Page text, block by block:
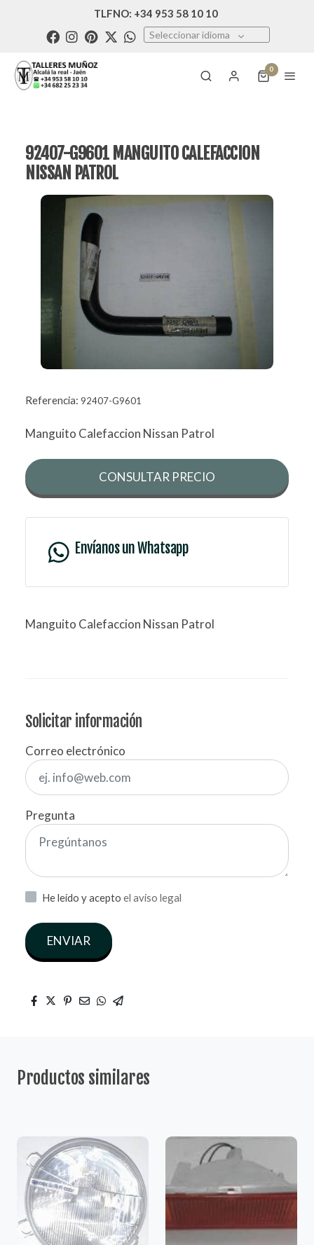
TLFNO: +34 953 58 10 10
Seleccionar idioma
0
92407-G9601 MANGUITO CALEFACCION
NISSAN PATROL
Referencia: 92407-G9601
Manguito Calefaccion Nissan Patrol
CONSULTAR PRECIO
Envíanos un Whatsapp
Manguito Calefaccion Nissan Patrol
Solicitar información
Correo electrónico
Pregunta
He leído y acepto el aviso legal
ENVIAR
Productos similares